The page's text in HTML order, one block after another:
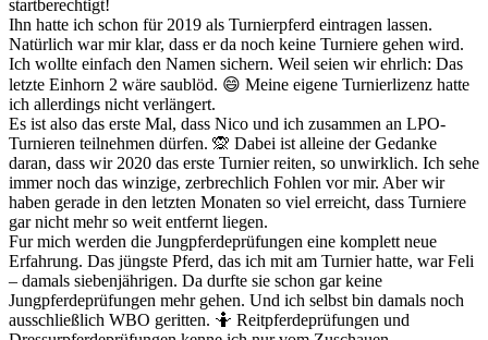
startberechtigt!
Ihn hatte ich schon für 2019 als Turnierpferd eintragen lassen.
Natürlich war mir klar, dass er da noch keine Turniere gehen wird.
Ich wollte einfach den Namen sichern. Weil seien wir ehrlich: Das
letzte Einhorn 2 wäre saublöd. 😄 Meine eigene Turnierlizenz hatte
ich allerdings nicht verlängert.
Es ist also das erste Mal, dass Nico und ich zusammen an LPO-
Turnieren teilnehmen dürfen. 🙊 Dabei ist alleine der Gedanke
daran, dass wir 2020 das erste Turnier reiten, so unwirklich. Ich sehe
immer noch das winzige, zerbrechlich Fohlen vor mir. Aber wir
haben gerade in den letzten Monaten so viel erreicht, dass Turniere
gar nicht mehr so weit entfernt liegen.
Fur mich werden die Jungpferdeprüfungen eine komplett neue
Erfahrung. Das jüngste Pferd, das ich mit am Turnier hatte, war Feli
– damals siebenjährigen. Da durfte sie schon gar keine
Jungpferdeprüfungen mehr gehen. Und ich selbst bin damals noch
ausschließlich WBO geritten. 🤷 Reitpferdeprüfungen und